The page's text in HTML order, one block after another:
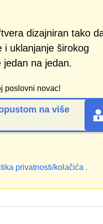
dizajniran tako
i uklanjanje širokog
na jedan.
poslovni novac!
na više
privatnosti/kolačića .